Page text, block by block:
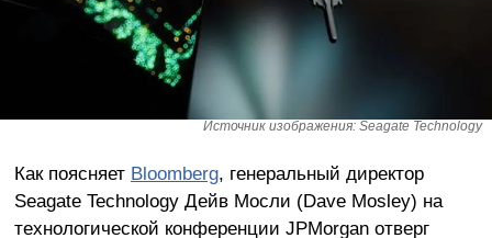
Источник изображения: Seagate Technology
Как поясняет Bloomberg, генеральный директор
Seagate Technology Дейв Мосли (Dave Mosley) на
технологической конференции JPMorgan отверг